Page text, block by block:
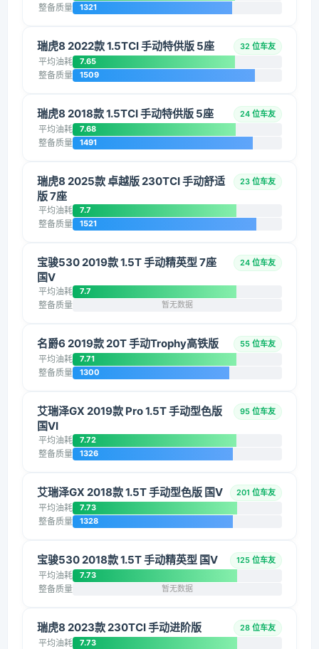
整备质量 1321
瑞虎8 2022款 1.5TCI 手动特供版 5座 32 位车友
平均油耗 7.65
整备质量 1509
瑞虎8 2018款 1.5TCI 手动特供版 5座 24 位车友
平均油耗 7.68
整备质量 1491
瑞虎8 2025款 卓越版 230TCI 手动舒适
版 7座
23 位车友
平均油耗 7.7
整备质量 1521
宝骏530 2019款 1.5T 手动精英型 7座
国V
24 位车友
平均油耗 7.7
整备质量 暂无数据
名爵6 2019款 20T 手动Trophy高铁版 55 位车友
平均油耗 7.71
整备质量 1300
艾瑞泽GX 2019款 Pro 1.5T 手动型色版
国VI
95 位车友
平均油耗 7.72
整备质量 1326
艾瑞泽GX 2018款 1.5T 手动型色版 国V 201 位车友
平均油耗 7.73
整备质量 1328
宝骏530 2018款 1.5T 手动精英型 国V 125 位车友
平均油耗 7.73
整备质量 暂无数据
瑞虎8 2023款 230TCI 手动进阶版 28 位车友
平均油耗 7.73